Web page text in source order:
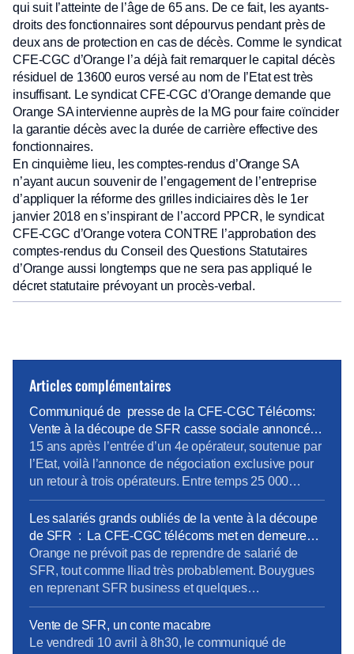
qui suit l’atteinte de l’âge de 65 ans. De ce fait, les ayants-
droits des fonctionnaires sont dépourvus pendant près de
deux ans de protection en cas de décès. Comme le syndicat
CFE-CGC d’Orange l’a déjà fait remarquer le capital décès
résiduel de 13600 euros versé au nom de l’Etat est très
insuffisant. Le syndicat CFE-CGC d’Orange demande que
Orange SA intervienne auprès de la MG pour faire coïncider
la garantie décès avec la durée de carrière effective des
fonctionnaires.
En cinquième lieu, les comptes-rendus d’Orange SA
n’ayant aucun souvenir de l’engagement de l’entreprise
d’appliquer la réforme des grilles indiciaires dès le 1er
janvier 2018 en s’inspirant de l’accord PPCR, le syndicat
CFE-CGC d’Orange votera CONTRE l’approbation des
comptes-rendus du Conseil des Questions Statutaires
d’Orange aussi longtemps que ne sera pas appliqué le
décret statutaire prévoyant un procès-verbal.
Articles complémentaires
Communiqué de presse de la CFE-CGC Télécoms:
Vente à la découpe de SFR casse sociale annoncée
faute d’une ARCEP et d’un Etat responsables.
15 ans après l’entrée d’un 4e opérateur, soutenue par
l’Etat, voilà l’annonce de négociation exclusive pour
un retour à trois opérateurs. Entre temps 25 000
emplois ont été délocalisés, 700 millions ont été
perdu pour notre économie. Le communiqué de
presse
Les salariés grands oubliés de la vente à la découpe
de SFR : La CFE-CGC télécoms met en demeure
les 4 opérateurs
Orange ne prévoit pas de reprendre de salarié de
SFR, tout comme Iliad très probablement. Bouygues
en reprenant SFR business et quelques
infrastructures devrait reprendre une toute petite partie
des personnels, mais à quelles conditions ? Dans
aucune des quatre sociétés les représentants des
Vente de SFR, un conte macabre
Le vendredi 10 avril à 8h30, le communiqué de